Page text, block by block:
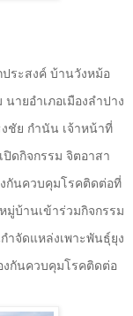
ระสงค์ บ้านวังหม้อ
ายอำเภอเมืองลำปาง
ชัย กำนัน เจ้าหน้าที่
ดกิจกรรม จิตอาสา
กันควบคุมโรคติดต่อที่
มู่บ้านเข้าร่วมกิจกรรม
ำจัดแหล่งเพาะพันธุ์ยุง
งกันควบคุมโรคติดต่อ